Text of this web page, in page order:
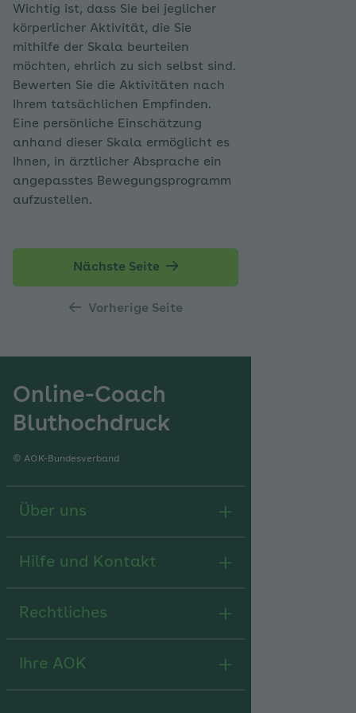
Wichtig ist, dass Sie bei jeglicher
körperlicher Aktivität, die Sie
mithilfe der Skala beurteilen
möchten, ehrlich zu sich selbst sind.
Bewerten Sie die Aktivitäten nach
Ihrem tatsächlichen Empfinden.
Eine persönliche Einschätzung
anhand dieser Skala ermöglicht es
Ihnen, in ärztlicher Absprache ein
angepasstes Bewegungsprogramm
aufzustellen.
Vorherige Seite
Nächste Seite
Online-Coach
Bluthochdruck
© AOK-Bundesverband
Über uns
Hilfe und Kontakt
Rechtliches
Ihre AOK